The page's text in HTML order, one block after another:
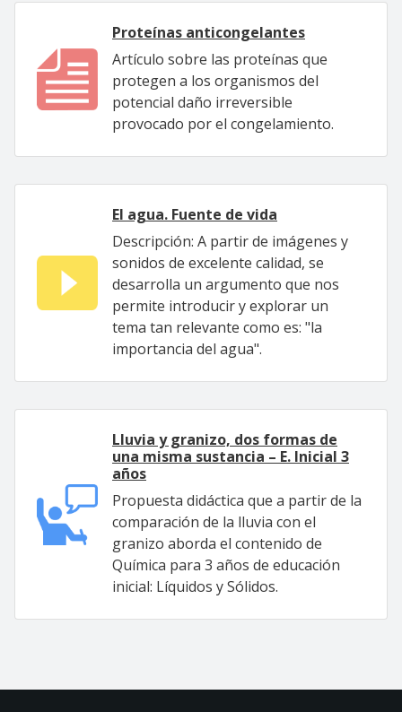
Proteínas anticongelantes
Artículo sobre las proteínas que
protegen a los organismos del
potencial daño irreversible
provocado por el congelamiento.
El agua. Fuente de vida
Descripción: A partir de imágenes y
sonidos de excelente calidad, se
desarrolla un argumento que nos
permite introducir y explorar un
tema tan relevante como es: "la
importancia del agua".
Lluvia y granizo, dos formas de
una misma sustancia – E. Inicial 3
años
Propuesta didáctica que a partir de la
comparación de la lluvia con el
granizo aborda el contenido de
Química para 3 años de educación
inicial: Líquidos y Sólidos.